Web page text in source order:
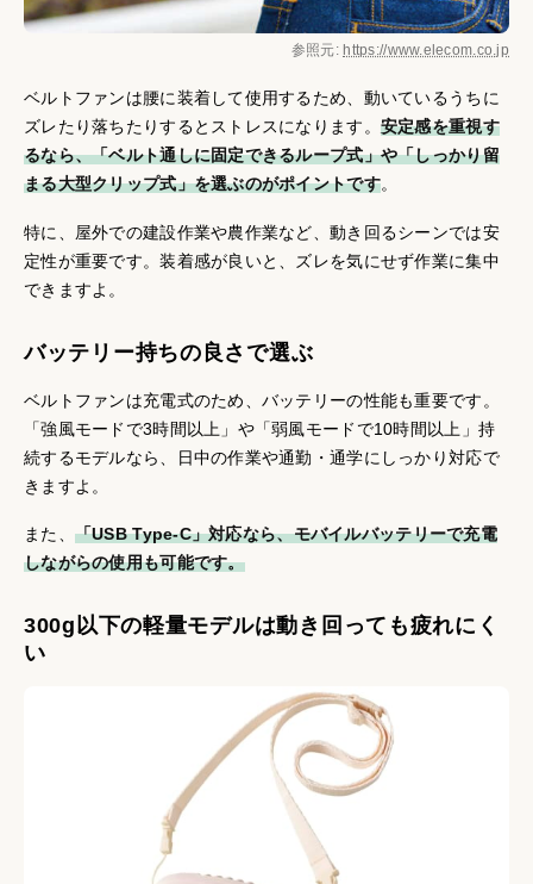
参照元: https://www.elecom.co.jp
ベルトファンは腰に装着して使用するため、動いているうちに
ズレたり落ちたりするとストレスになります。 安定感を重視す
るなら、「ベルト通しに固定できるループ式」や「しっかり留
まる大型クリップ式」を選ぶのがポイントです。
特に、屋外での建設作業や農作業など、動き回るシーンでは安
定性が重要です。装着感が良いと、ズレを気にせず作業に集中
できますよ。
バッテリー持ちの良さで選ぶ
ベルトファンは充電式のため、バッテリーの性能も重要です。
「強風モードで3時間以上」や「弱風モードで10時間以上」持
続するモデルなら、日中の作業や通勤・通学にしっかり対応で
きますよ。
また、 「USB Type-C」対応なら、モバイルバッテリーで充電
しながらの使用も可能です。
300g以下の軽量モデルは動き回っても疲れにく
い